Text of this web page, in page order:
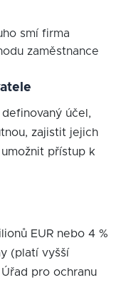
smí firma
zaměstnance
účel,
zajistit jejich
přístup k
EUR nebo 4 %
(platí vyšší
pro ochranu